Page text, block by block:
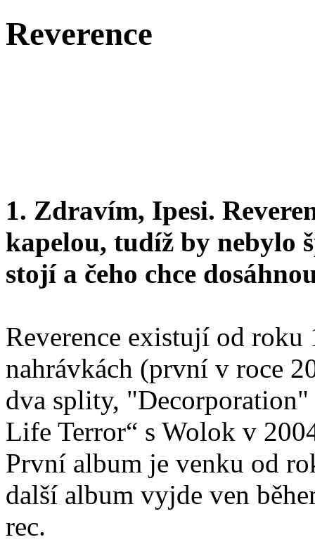
Reverence
1. Zdravím, Ipesi.
kapelou, tudíž by nebylo
stojí a čeho chce
Reverence existují od
nahrávkách (první v roce
dva splity,
Life Terror“ s Wolok v
První album je venku od
další album vyjde ven
rec.